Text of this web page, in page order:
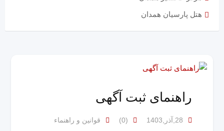
هتل پارسیان همدان
راهنمای ثبت آگهی
28,آذر,1403 (0) قوانین و راهنماء